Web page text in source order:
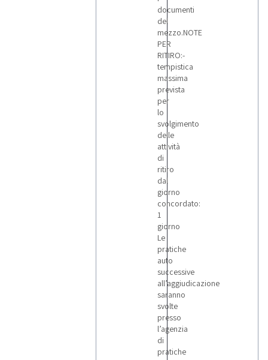
documenti
del
mezzo.NOTE
PER
RITIRO:-
tempistica
massima
prevista
per
lo
svolgimento
delle
attività
di
ritiro
dal
giorno
concordato:
1
giorno
Le
pratiche
auto
successive
all’aggiudicazione
saranno
svolte
presso
l’agenzia
di
pratiche